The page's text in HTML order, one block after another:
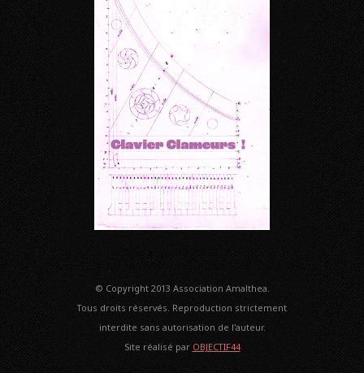
© Copyright 2013 Association Amalthea.
Tous droits réservés. Reproduction strictement
interdite sans autorisation de l'auteur.
Site réalisé par OBJECTIF44